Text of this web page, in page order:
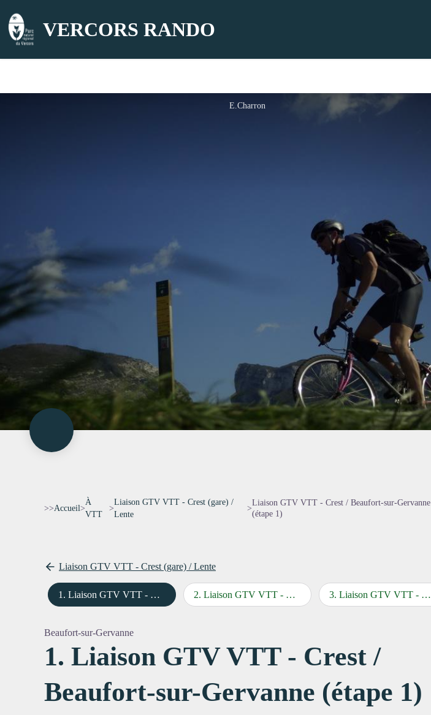
VERCORS RANDO
E.Charron
Voir l'image en plein écran
>>Accueil>
À
VTT
>
Liaison GTV VTT - Crest (gare) /
Lente
>
Liaison GTV VTT - Crest / Beaufort-sur-Gervanne
(étape 1)
Liaison GTV VTT - Crest (gare) / Lente
1 . Liaison GTV VTT - Crest / Beaufort-sur-Gervanne (étape 1) 2. Liaison GTV VTT - Beaufort-sur-Gervanne / Léoncel (étape 2) 3. Liaison GTV VTT - Léoncel / Bouvante - Lente (étape 3)
Beaufort-sur-Gervanne
1. Liaison GTV VTT - Crest /
Beaufort-sur-Gervanne (étape 1)